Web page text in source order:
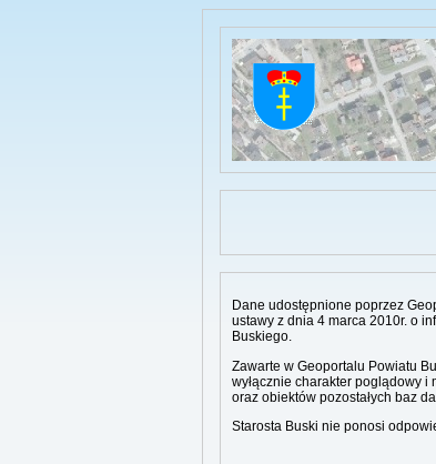
Dane udostępnione poprzez
ustawy z dnia 4 marca 2010r. o
Buskiego.
Zawarte w Geoportalu Powiatu
wyłącznie charakter poglądowy
oraz obiektów pozostałych baz
Starosta Buski nie ponosi